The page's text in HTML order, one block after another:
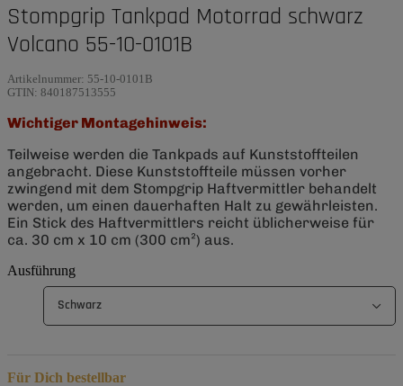
Stompgrip Tankpad Motorrad schwarz
Volcano 55-10-0101B
Artikelnummer: 55-10-0101B
GTIN: 840187513555
Wichtiger Montagehinweis:
Teilweise werden die Tankpads auf Kunststoffteilen
angebracht. Diese Kunststoffteile müssen vorher
zwingend mit dem Stompgrip Haftvermittler behandelt
werden, um einen dauerhaften Halt zu gewährleisten.
Ein Stick des Haftvermittlers reicht üblicherweise für
ca. 30 cm x 10 cm (300 cm²) aus.
Ausführung
Schwarz
Für Dich bestellbar